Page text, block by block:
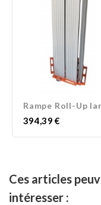
Prix
394,39 €
Ces articles
intéresser :